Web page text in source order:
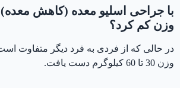
با جراحی اسلیو معده (کاهش
وزن کم کرد؟
در حالی که از فردی به فرد دیگر متفاوت
وزن 30 تا 60 کیلوگرم دست یافت.